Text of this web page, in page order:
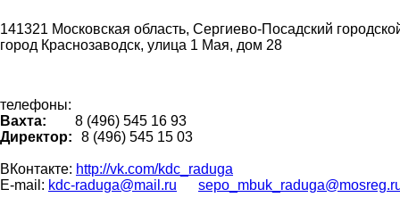
141321 Московская область, Сергиево-Посадский
город Краснозаводск, улица 1 Мая, дом 28
телефоны:
Вахта:
8 (496) 545 16 93
Директор:
8 (496) 545 15 03
ВКонтакте: http://vk.com/kdc_raduga
E-mail: kdc-raduga@mail.ru